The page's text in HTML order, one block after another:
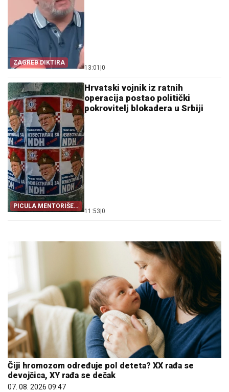
ZAGREB DIKTIRA
13:01 0
PICULA MENTORIŠE
BLOKADERE
Hrvatski vojnik iz ratnih
operacija postao politički
pokrovitelj blokadera u Srbiji
11:53 0
Čiji hromozom određuje pol deteta? XX rađa se
devojčica, XY rađa se dečak
07. 08. 2026 09:47